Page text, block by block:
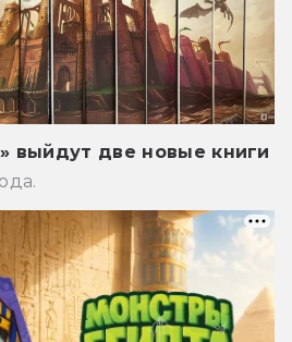
выйдут две новые книги